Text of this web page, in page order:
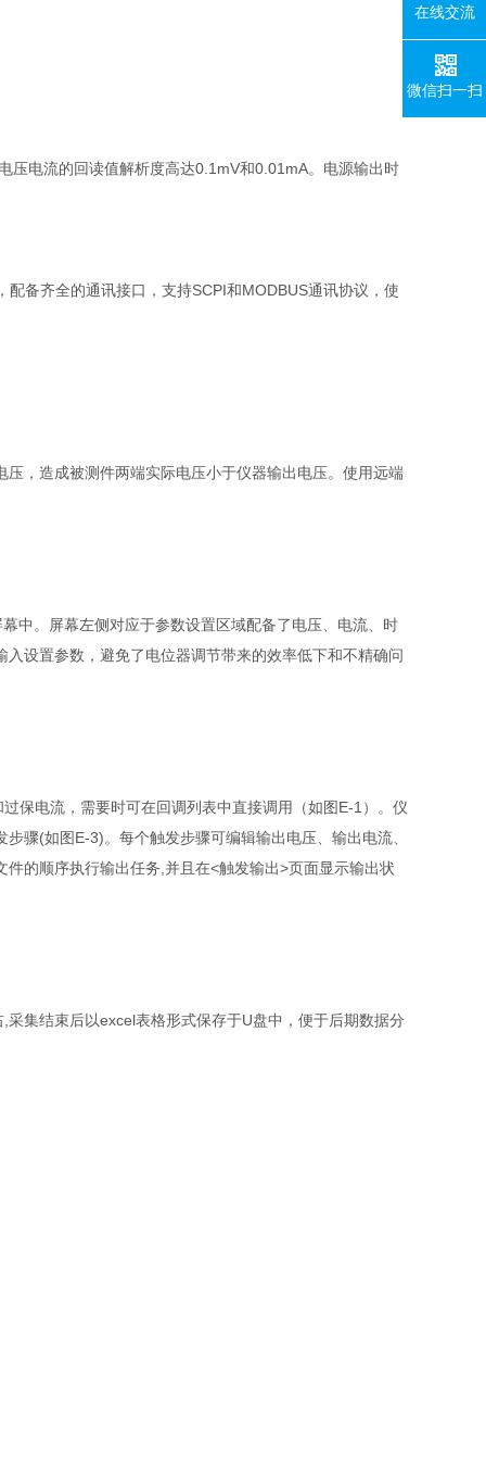
压电流的回读值解析度高达0.1mV和0.01mA。电源输出时
配备齐全的通讯接口，支持SCPI和MODBUS通讯协议，使
，造成被测件两端实际电压小于仪器输出电压。使用远端
中。屏幕左侧对应于参数设置区域配备了电压、电流、时
设置参数，避免了电位器调节带来的效率低下和不精确问
保电流，需要时可在回调列表中直接调用（如图E-1 ）。仪
步骤(如图E-3)。每个触发步骤可编辑输出电压、输出电流、
件的顺序执行输出任务 并且在<触发输出>页面显示输出状
采集结束后以excel表格形式保存于U盘中，便于后期数据分
在线交流
微信扫一扫